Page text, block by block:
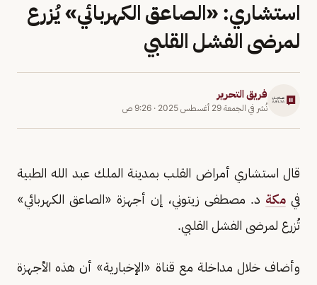
استشاري: «الصاعق الكهربائي» يُزرع
لمرضى الفشل القلبي
فريق التحرير
نُشر في الجمعة 29 أغسطس 2025 · 9:26 ص
قال استشاري أمراض القلب بمدينة الملك عبد الله الطبية
في مكة د. مصطفى زيتوني، إن أجهزة «الصاعق الكهربائي»
تُزرع لمرضى الفشل القلبي.
وأضاف خلال مداخلة مع قناة «الإخبارية» أن هذه الأجهزة